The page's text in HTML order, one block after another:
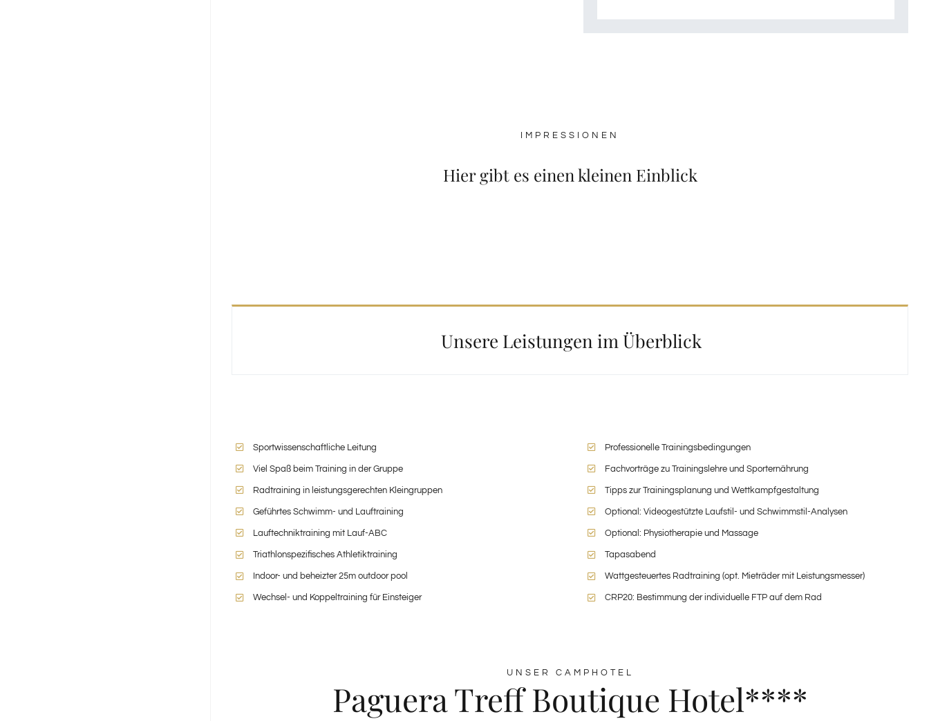
IMPRESSIONEN
Hier gibt es einen kleinen Einblick
Unsere Leistungen im Überblick
Sportwissenschaftliche Leitung
Viel Spaß beim Training in der Gruppe
Radtraining in leistungsgerechten Kleingruppen
Geführtes Schwimm- und Lauftraining
Lauftechniktraining mit Lauf-ABC
Triathlonspezifisches Athletiktraining
Indoor- und beheizter 25m outdoor pool
Wechsel- und Koppeltraining für Einsteiger
Professionelle Trainingsbedingungen
Fachvorträge zu Trainingslehre und Sporternährung
Tipps zur Trainingsplanung und Wettkampfgestaltung
Optional: Videogestützte Laufstil- und Schwimmstil-Analysen
Optional: Physiotherapie und Massage
Tapasabend
Wattgesteuertes Radtraining (opt. Mieträder mit Leistungsmesser)
CRP20: Bestimmung der individuelle FTP auf dem Rad
UNSER CAMPHOTEL
Paguera Treff Boutique Hotel****